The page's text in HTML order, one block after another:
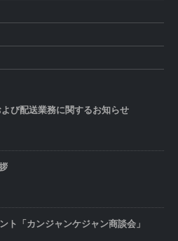
び配送業務に関するお知らせ
ト「カンジャンケジャン商談会」